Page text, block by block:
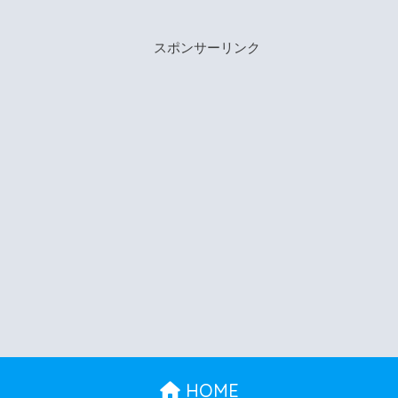
スポンサーリンク
HOME